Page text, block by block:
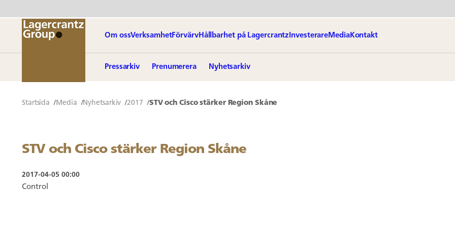
Om ossVerksamhetFörvärvHållbarhet på Lagercrantz Investerare MediaKontakt
Pressarkiv Prenumerera Nyhetsarkiv
Startsida Media Nyhetsarkiv 2017 STV och Cisco stärker Region Skåne
STV och Cisco stärker Region Skåne
2017-04-05 00:00
Control